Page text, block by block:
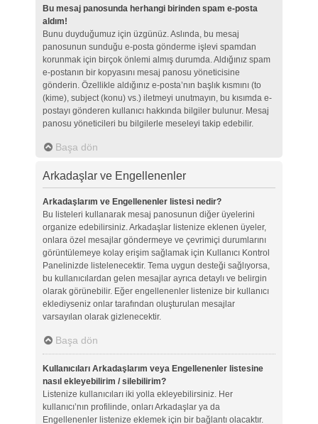
Bu mesaj panosunda herhangi birinden spam e-posta
aldım!
Bunu duyduğumuz için üzgünüz. Aslında, bu mesaj
panosunun sunduğu e-posta gönderme işlevi spamdan
korunmak için birçok önlemi almış durumda. Aldığınız spam
e-postanın bir kopyasını mesaj panosu yöneticisine
gönderin. Özellikle aldığınız e-posta’nın başlık kısmını (to
(kime), subject (konu) vs.) iletmeyi unutmayın, bu kısımda e-
postayı gönderen kullanıcı hakkında bilgiler bulunur. Mesaj
panosu yöneticileri bu bilgilerle meseleyi takip edebilir.
Başa dön
Arkadaşlar ve Engellenenler
Arkadaşlarım ve Engellenenler listesi nedir?
Bu listeleri kullanarak mesaj panosunun diğer üyelerini
organize edebilirsiniz. Arkadaşlar listenize eklenen üyeler,
onlara özel mesajlar göndermeye ve çevrimiçi durumlarını
görüntülemeye kolay erişim sağlamak için Kullanıcı Kontrol
Panelinizde listelenecektir. Tema uygun desteği sağlıyorsa,
bu kullanıcılardan gelen mesajlar ayrıca detaylı ve belirgin
olarak görünebilir. Eğer engellenenler listenize bir kullanıcı
eklediyseniz onlar tarafından oluşturulan mesajlar
varsayılan olarak gizlenecektir.
Başa dön
Kullanıcıları Arkadaşlarım veya Engellenenler listesine
nasıl ekleyebilirim / silebilirim?
Listenize kullanıcıları iki yolla ekleyebilirsiniz. Her
kullanıcı’nın profilinde, onları Arkadaşlar ya da
Engellenenler listenize eklemek için bir bağlantı olacaktır.